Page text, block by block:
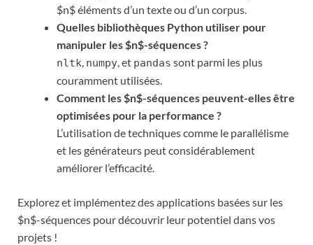
$n$ éléments d’un texte ou d’un corpus.
Quelles bibliothèques Python utiliser pour
manipuler les $n$-séquences ?
nltk, numpy, et pandas sont parmi les plus
couramment utilisées.
Comment les $n$-séquences peuvent-elles être
optimisées pour la performance ?
L’utilisation de techniques comme le parallélisme
et les générateurs peut considérablement
améliorer l’efficacité.
Explorez et implémentez des applications basées sur les
$n$-séquences pour découvrir leur potentiel dans vos
projets !